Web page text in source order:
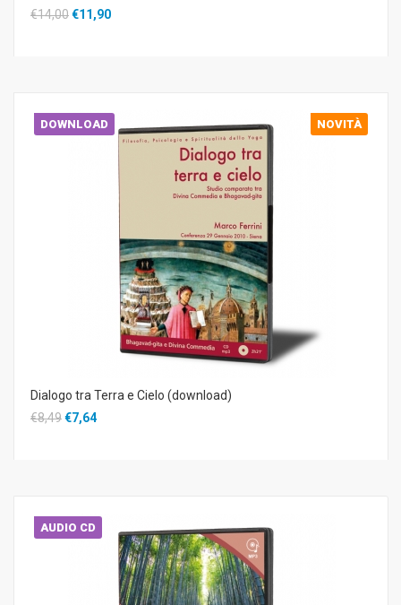
€14,00€11,90
DOWNLOAD NOVITÀ
Dialogo tra Terra e Cielo (download)
€8,49€7,64
AUDIO CD